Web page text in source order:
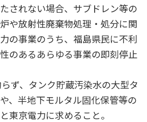
されない場合、サブドレン等の
や放射性廃棄物処理・処分に関
の事業のうち、福島県民に不利
のあるあらゆる事業の即刻停止
ず、タンク貯蔵汚染水の大型タ
、半地下モルタル固化保管等の
東京電力に求めること。